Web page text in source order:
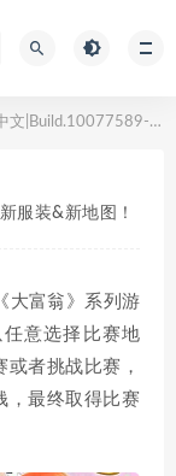
1.0.5-新服装&新地图！第二弹-单机-联机
服装&新地图！
大富翁》系列游
意选择比赛地
者挑战比赛，
，最终取得比赛